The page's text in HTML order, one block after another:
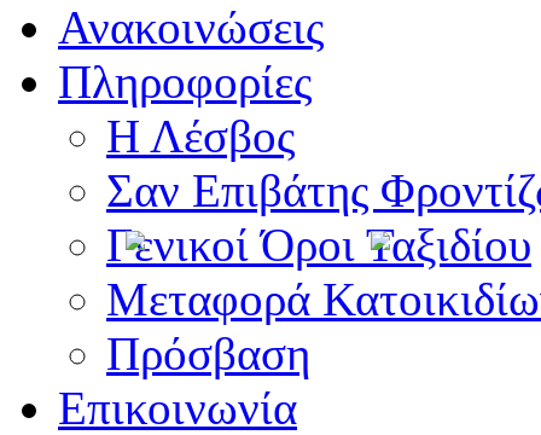
Ανακοινώσεις
Πληροφορίες
Η Λέσβος
Σαν Επιβάτης
Γενικοί Όροι Ταξιδίου
Μεταφορά
Πρόσβαση
Επικοινωνία